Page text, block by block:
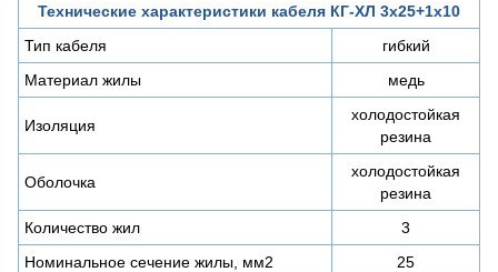
Технические характеристики кабеля КГ-ХЛ 3х25+1х10
Тип кабеля
гибкий
Материал жилы
медь
Изоляция
холодостойкая
резина
Оболочка
холодостойкая
резина
Количество жил
3
Номинальное сечение жилы, мм2
25